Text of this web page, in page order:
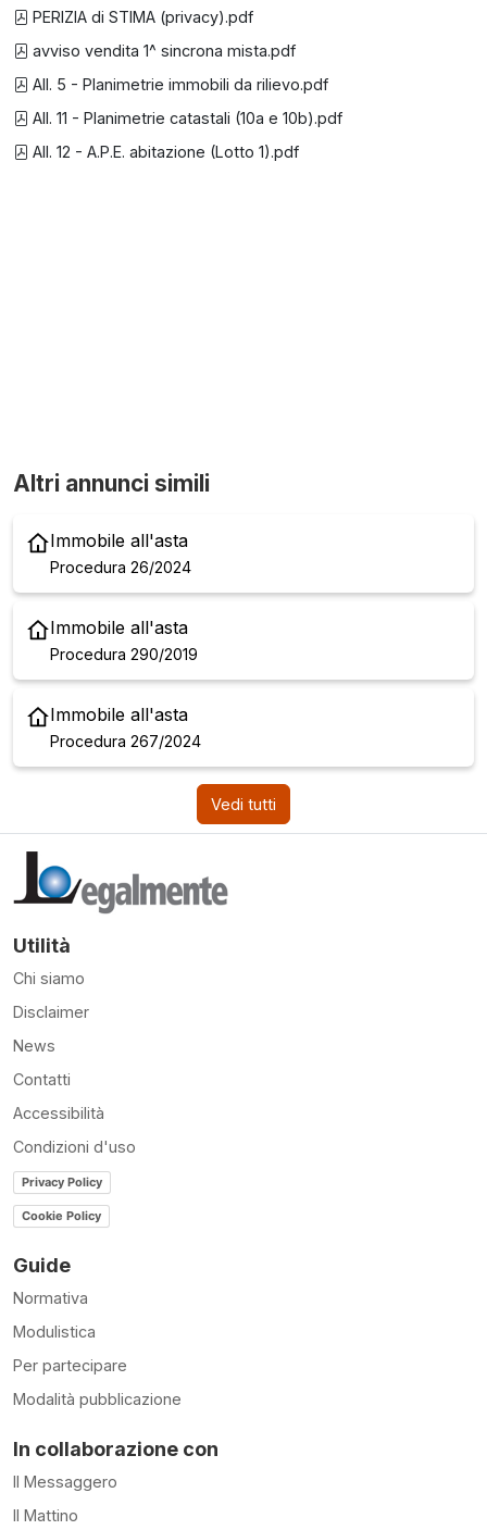
PERIZIA di STIMA (privacy).pdf
avviso vendita 1^ sincrona mista.pdf
All. 5 - Planimetrie immobili da rilievo.pdf
All. 11 - Planimetrie catastali (10a e 10b).pdf
All. 12 - A.P.E. abitazione (Lotto 1).pdf
Altri annunci simili
Immobile all'asta
Procedura 26/2024
Immobile all'asta
Procedura 290/2019
Immobile all'asta
Procedura 267/2024
Vedi tutti
Utilità
Chi siamo
Disclaimer
News
Contatti
Accessibilità
Condizioni d'uso
Privacy Policy
Cookie Policy
Guide
Normativa
Modulistica
Per partecipare
Modalità pubblicazione
In collaborazione con
Il Messaggero
Il Mattino